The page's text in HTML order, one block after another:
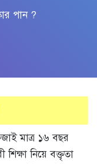
পান ?
মাত্র ১৬ বছর
শিক্ষা নিয়ে বক্তৃতা